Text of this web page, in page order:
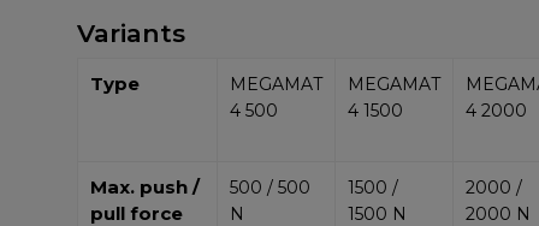
Variants
Type
MEGAMAT
4 500
MEGAMAT
4 1500
4 2000
Max. push /
pull force
500 / 500
N
1500 /
1500 N
2000 /
2000 N